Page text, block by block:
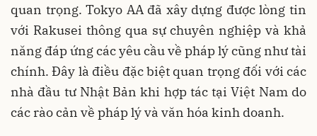
quan trọng. Tokyo AA đã xây dựng được lòng tin
với Rakusei thông qua sự chuyên nghiệp và khả
năng đáp ứng các yêu cầu về pháp lý cũng như tài
chính. Đây là điều đặc biệt quan trọng đối với các
nhà đầu tư Nhật Bản khi hợp tác tại Việt Nam do
các rào cản về pháp lý và văn hóa kinh doanh.